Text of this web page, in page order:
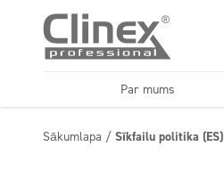
Par mums
Horecs
Sākumlapa / Sīkfailu politika (ES)